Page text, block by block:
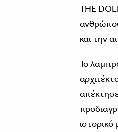
THE
και την
Το